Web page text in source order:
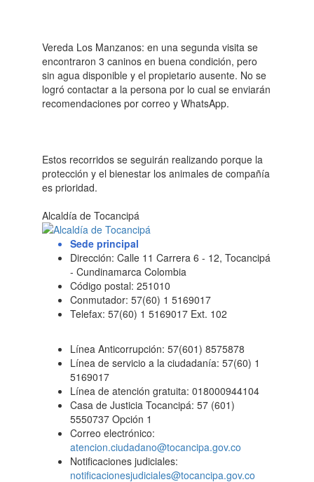
Vereda Los Manzanos: en una segunda visita se
encontraron 3 caninos en buena condición, pero
sin agua disponible y el propietario ausente. No se
logró contactar a la persona por lo cual se enviarán
recomendaciones por correo y WhatsApp.
Estos recorridos se seguirán realizando porque la
protección y el bienestar los animales de compañía
es prioridad.
Alcaldía de Tocancipá
Sede principal
Dirección: Calle 11 Carrera 6 - 12, Tocancipá
- Cundinamarca Colombia
Código postal: 251010
Conmutador: 57(60) 1 5169017
Telefax: 57(60) 1 5169017 Ext. 102
Línea Anticorrupción: 57(601) 8575878
Línea de servicio a la ciudadanía: 57(60) 1
5169017
Línea de atención gratuita: 018000944104
Casa de Justicia Tocancipá: 57 (601)
5550737 Opción 1
Correo electrónico:
atencion.ciudadano@tocancipa.gov.co
Notificaciones judiciales:
notificacionesjudiciales@tocancipa.gov.co